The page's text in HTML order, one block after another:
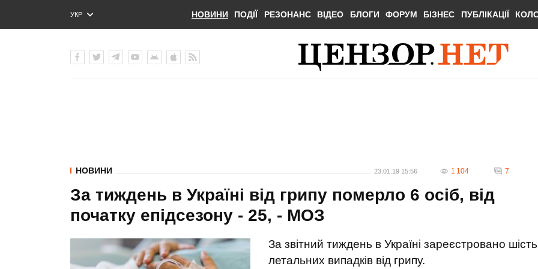
УКР
ENG
НОВИНИ ПОДІЇ РЕЗОНАНС ВІДЕО БЛОГИ ФОРУМ БІЗНЕС ПУБЛІКАЦІЇ
НОВИНИ 23.01.19 15:56 1 104 7
За тиждень в Україні від грипу померло 6 осіб, від
початку епідсезону - 25, - МОЗ
За звітний тиждень в Україні зареєстровано шість
летальних випадків від грипу.